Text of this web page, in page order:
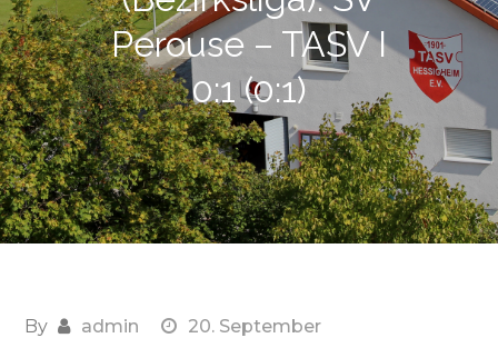
Perouse – TASV I
0:1 (0:1)
By admin
20. September